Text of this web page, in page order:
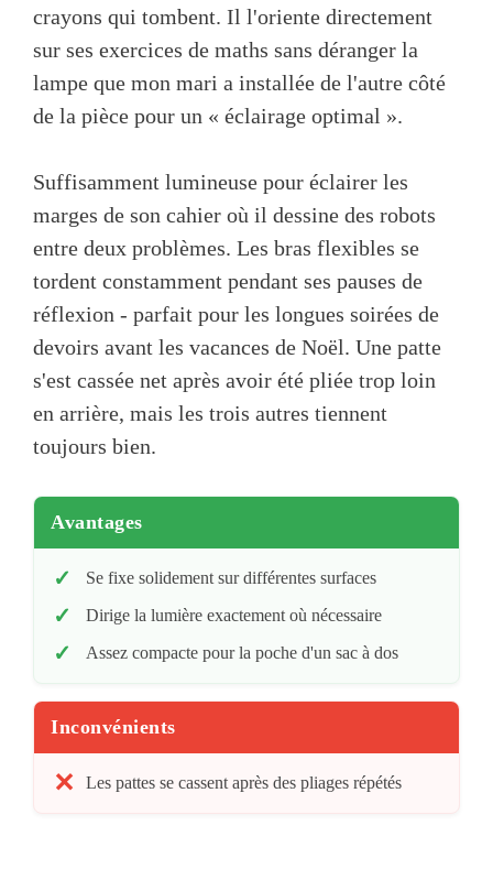
crayons qui tombent. Il l'oriente directement
sur ses exercices de maths sans déranger la
lampe que mon mari a installée de l'autre côté
de la pièce pour un « éclairage optimal ».
Suffisamment lumineuse pour éclairer les
marges de son cahier où il dessine des robots
entre deux problèmes. Les bras flexibles se
tordent constamment pendant ses pauses de
réflexion - parfait pour les longues soirées de
devoirs avant les vacances de Noël. Une patte
s'est cassée net après avoir été pliée trop loin
en arrière, mais les trois autres tiennent
toujours bien.
Avantages
Se fixe solidement sur différentes surfaces
Dirige la lumière exactement où nécessaire
Assez compacte pour la poche d'un sac à dos
Inconvénients
Les pattes se cassent après des pliages répétés